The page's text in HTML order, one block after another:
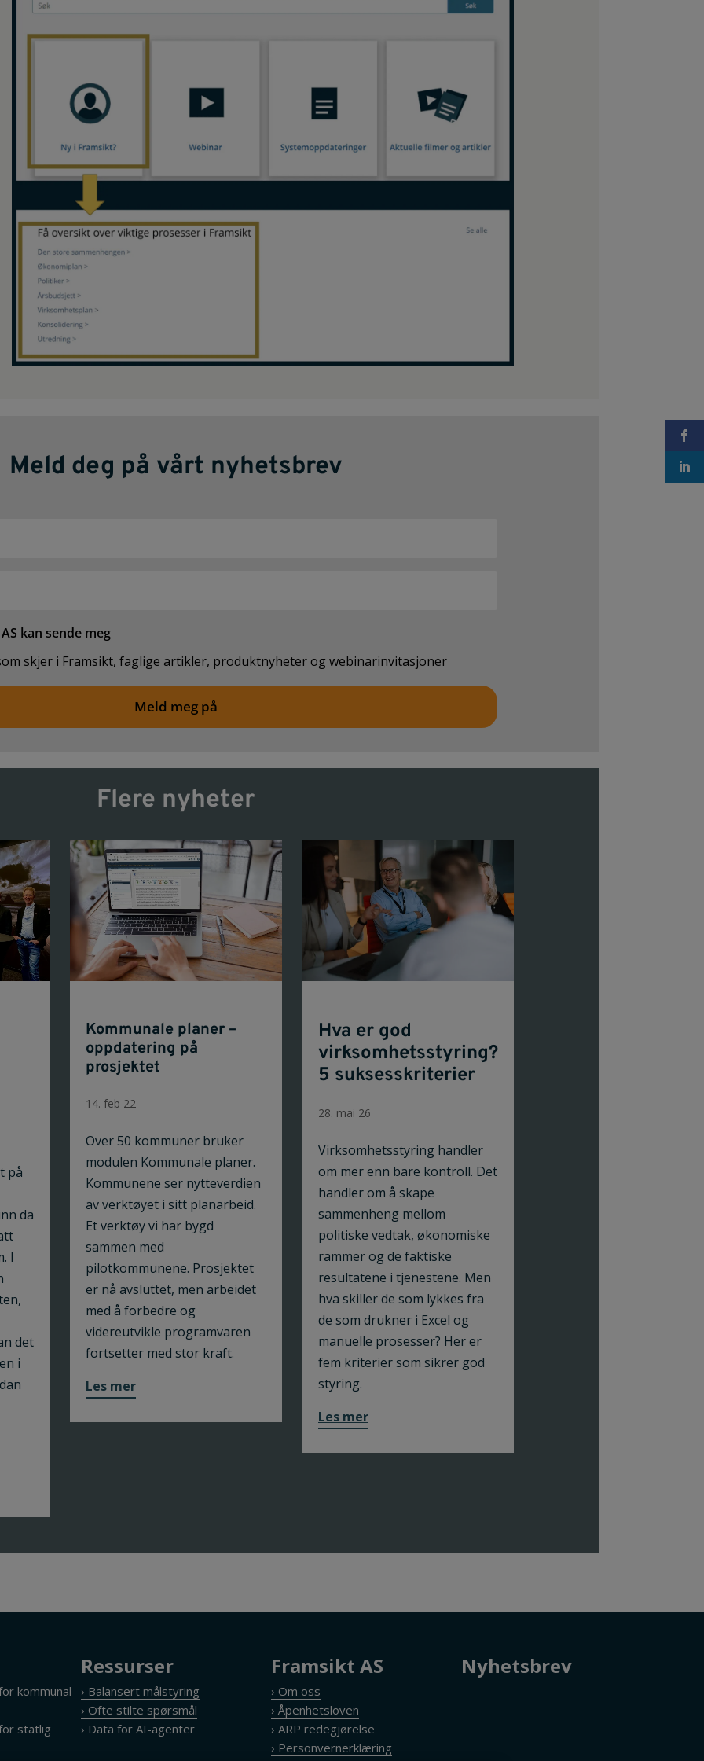
Meld deg på vårt nyhetsbrev
kan sende meg
skjer i Framsikt, faglige artikler, produktnyheter og webinarinvitasjoner
Meld meg på
Flere nyheter
på
da
I
det
i
Kommunale planer –
oppdatering på
prosjektet
14. feb 22
Over 50 kommuner bruker
modulen Kommunale planer.
Kommunene ser nytteverdien
av verktøyet i sitt planarbeid.
Et verktøy vi har bygd
sammen med
pilotkommunene. Prosjektet
er nå avsluttet, men arbeidet
med å forbedre og
videreutvikle programvaren
fortsetter med stor kraft.
Les mer
Hva er god
virksomhetsstyring?
5 suksesskriterier
28. mai 26
Virksomhetsstyring handler
om mer enn bare kontroll. Det
handler om å skape
sammenheng mellom
politiske vedtak, økonomiske
rammer og de faktiske
resultatene i tjenestene. Men
hva skiller de som lykkes fra
de som drukner i Excel og
manuelle prosesser? Her er
fem kriterier som sikrer god
styring.
Les mer
kommunal
statlig
Ressurser
› Balansert målstyring
› Ofte stilte spørsmål
› Data for AI-agenter
Framsikt AS
› Om oss
› Åpenhetsloven
› ARP redegjørelse
› Personvernerklæring
Nyhetsbrev